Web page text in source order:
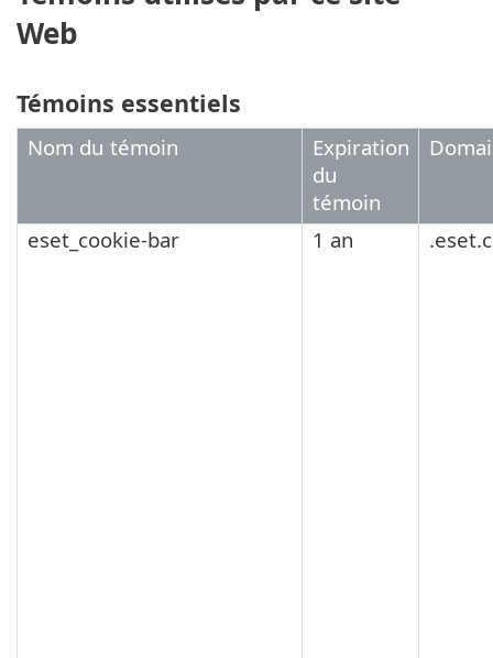
Web
Témoins essentiels
Nom du témoin
Expiration
du
témoin
eset_cookie-bar 1 an